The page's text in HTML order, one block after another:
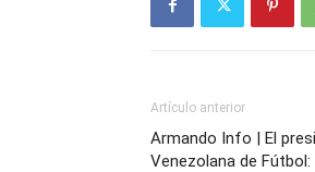
Artículo anterior
Armando Info | El
Venezolana de